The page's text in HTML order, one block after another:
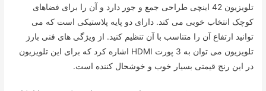
تلویزیون 42 اینچی طراحی جمع و جور دارد و آن را برای فضاهای
کوچک انتخاب خوبی می کند. دارای دو پایه پلاستیکی است که می
توانید ارتفاع آن را متناسب با آن تنظیم کنید. از ویژگی های فنی بارز
تلویزیون می توان به 3 پورت HDMI اشاره کرد که برای این تلویزیون
در این رنج قیمتی بسیار خوب و خوشحال کننده است.